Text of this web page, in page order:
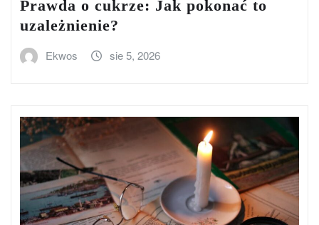
Prawda o cukrze: Jak pokonać to
uzależnienie?
Ekwos sie 5, 2026